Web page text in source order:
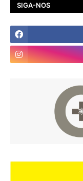
SIGA-NOS